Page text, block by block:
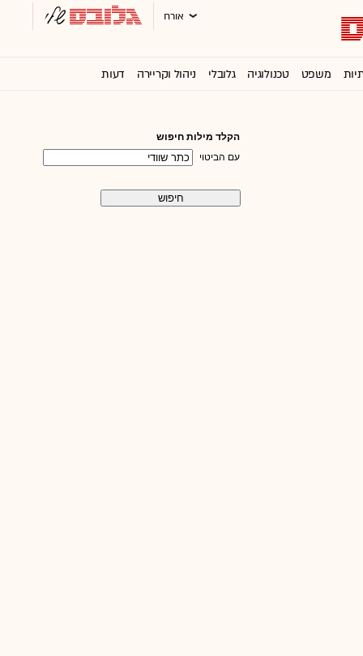
אורח
משפט טכנולוגיה גלובלי ניהול וקריירה דעות
הקלד מילות חיפוש
עם הביטוי